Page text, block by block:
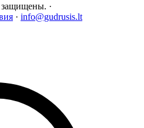
защищены. ·
· info@gudrusis.lt